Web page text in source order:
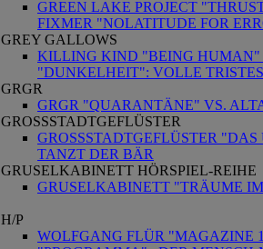
GREEN LAKE PROJECT
FIXMER "NOLATITUDE FOR
GREY GALLOWS
KILLING KIND "BEING HUMAN"
"DUNKELHEIT": VOLLE
GRGR
GRGR "QUARANTÄNE" VS.
GROSSSTADTGEFLÜSTER
GROSSSTADTGEFLÜSTER
TANZT DER BÄR
GRUSELKABINETT HÖRSPIEL-REIHE
GRUSELKABINETT "TRÄUME
H/P
WOLFGANG FLÜR "MAGAZINE